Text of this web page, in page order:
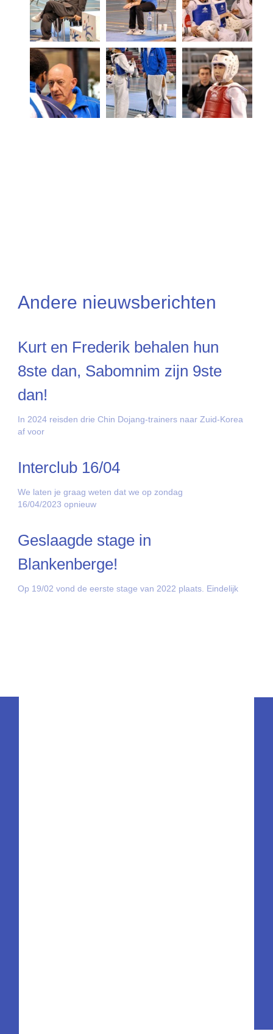
Andere nieuwsberichten
Kurt en Frederik behalen hun
8ste dan, Sabomnim zijn 9ste
dan!
In 2024 reisden drie Chin Dojang-trainers naar Zuid-Korea
af voor
Interclub 16/04
We laten je graag weten dat we op zondag
16/04/2023 opnieuw
Geslaagde stage in
Blankenberge!
Op 19/02 vond de eerste stage van 2022 plaats. Eindelijk